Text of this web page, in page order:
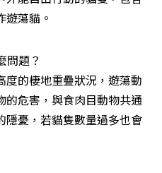
遊蕩貓。
問題？
的棲地重疊狀況，遊蕩動
的危害，與食肉目動物共通
隱憂，若貓隻數量過多也會